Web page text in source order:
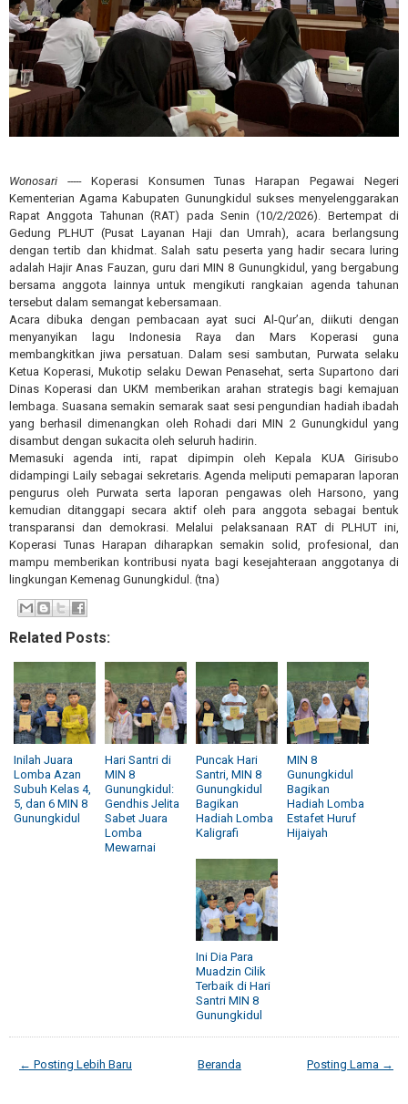
Wonosari ----- Koperasi Konsumen Tunas Harapan Pegawai Negeri
Kementerian Agama Kabupaten Gunungkidul sukses menyelenggarakan
Rapat Anggota Tahunan (RAT) pada Senin (10/2/2026). Bertempat di
Gedung PLHUT (Pusat Layanan Haji dan Umrah), acara berlangsung
dengan tertib dan khidmat. Salah satu peserta yang hadir secara luring
adalah Hajir Anas Fauzan, guru dari MIN 8 Gunungkidul, yang bergabung
bersama anggota lainnya untuk mengikuti rangkaian agenda tahunan
tersebut dalam semangat kebersamaan.
Acara dibuka dengan pembacaan ayat suci Al-Qur’an, diikuti dengan
menyanyikan lagu Indonesia Raya dan Mars Koperasi guna
membangkitkan jiwa persatuan. Dalam sesi sambutan, Purwata selaku
Ketua Koperasi, Mukotip selaku Dewan Penasehat, serta Supartono dari
Dinas Koperasi dan UKM memberikan arahan strategis bagi kemajuan
lembaga. Suasana semakin semarak saat sesi pengundian hadiah ibadah
yang berhasil dimenangkan oleh Rohadi dari MIN 2 Gunungkidul yang
disambut dengan sukacita oleh seluruh hadirin.
Memasuki agenda inti, rapat dipimpin oleh Kepala KUA Girisubo
didampingi Laily sebagai sekretaris. Agenda meliputi pemaparan laporan
pengurus oleh Purwata serta laporan pengawas oleh Harsono, yang
kemudian ditanggapi secara aktif oleh para anggota sebagai bentuk
transparansi dan demokrasi. Melalui pelaksanaan RAT di PLHUT ini,
Koperasi Tunas Harapan diharapkan semakin solid, profesional, dan
mampu memberikan kontribusi nyata bagi kesejahteraan anggotanya di
lingkungan Kemenag Gunungkidul. (tna)
Related Posts:
Inilah Juara
Lomba Azan
Subuh Kelas 4,
5, dan 6 MIN 8
Gunungkidul
Hari Santri di
MIN 8
Gunungkidul:
Gendhis Jelita
Sabet Juara
Lomba
Mewarnai
Puncak Hari
Santri, MIN 8
Gunungkidul
Bagikan
Hadiah Lomba
Kaligrafi
MIN 8
Gunungkidul
Bagikan
Hadiah Lomba
Estafet Huruf
Hijaiyah
Ini Dia Para
Muadzin Cilik
Terbaik di Hari
Santri MIN 8
Gunungkidul
← Posting Lebih Baru Posting Lama →
Beranda